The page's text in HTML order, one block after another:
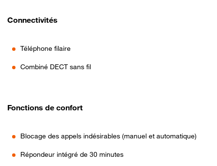
Connectivités
Téléphone filaire
Combiné DECT sans fil
Fonctions de confort
Blocage des appels indésirables (manuel et automatique)
Répondeur intégré de 30 minutes